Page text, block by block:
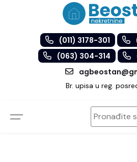
(011) 3178-301
(063) 304-314
Br. upisa u reg.